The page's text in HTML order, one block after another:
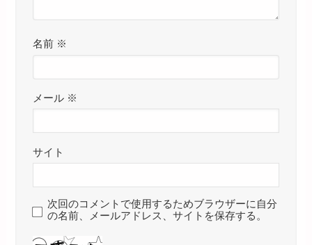
名前 ※
メール ※
サイト
次回のコメントで使用するためブラウザーに自分
の名前、メールアドレス、サイトを保存する。